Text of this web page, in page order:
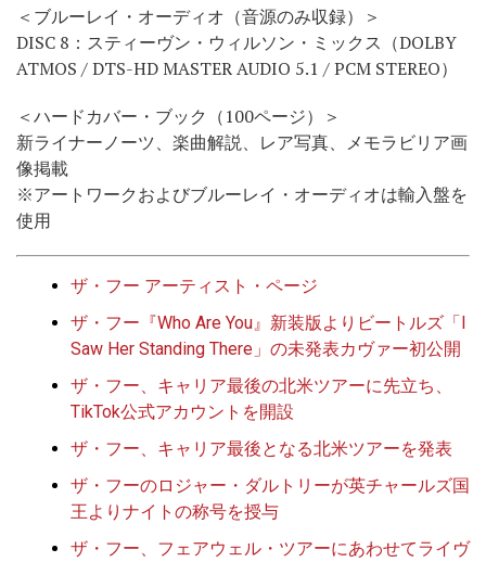
＜ブルーレイ・オーディオ（音源のみ収録）＞
DISC 8：スティーヴン・ウィルソン・ミックス（DOLBY
ATMOS / DTS-HD MASTER AUDIO 5.1 / PCM STEREO）
＜ハードカバー・ブック（100ページ）＞
新ライナーノーツ、楽曲解説、レア写真、メモラビリア画
像掲載
※アートワークおよびブルーレイ・オーディオは輸入盤を
使用
ザ・フー アーティスト・ページ
ザ・フー『Who Are You』新装版よりビートルズ「I
Saw Her Standing There」の未発表カヴァー初公開
ザ・フー、キャリア最後の北米ツアーに先立ち、
TikTok公式アカウントを開設
ザ・フー、キャリア最後となる北米ツアーを発表
ザ・フーのロジャー・ダルトリーが英チャールズ国
王よりナイトの称号を授与
ザ・フー、フェアウェル・ツアーにあわせてライヴ